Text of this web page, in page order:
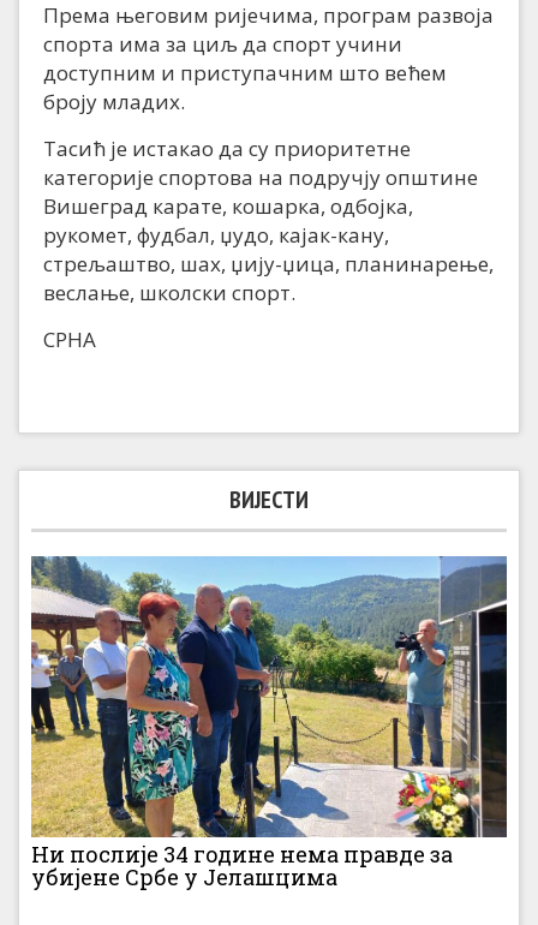
Према његовим ријечима, програм развоја
спорта има за циљ да спорт учини
доступним и приступачним што већем
броју младих.
Тасић је истакао да су приоритетне
категорије спортова на подручју општине
Вишеград карате, кошарка, одбојка,
рукомет, фудбал, џудо, кајак-кану,
стрељаштво, шах, џију-џица, планинарење,
веслање, школски спорт.
СРНА
ВИЈЕСТИ
Ни послије 34 године нема правде за
убијене Србе у Јелашцима